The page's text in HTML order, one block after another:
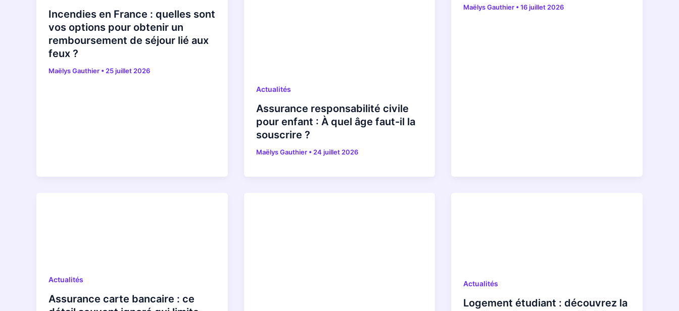
Incendies en France : quelles sont
vos options pour obtenir un
remboursement de séjour lié aux
feux ?
Maëlys Gauthier • 25 juillet 2026
Actualités
Assurance responsabilité civile
pour enfant : À quel âge faut-il la
souscrire ?
Maëlys Gauthier • 24 juillet 2026
Maëlys Gauthier •16 juillet 2026
Actualités
Assurance carte bancaire : ce
Actualités
Logement étudiant : découvrez la